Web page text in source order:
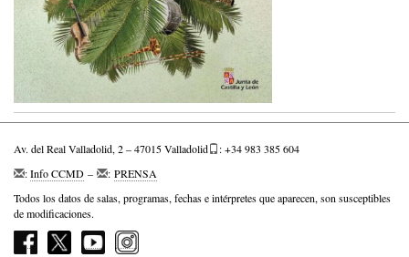
Av. del Real Valladolid, 2 – 47015 Valladolid
: +34 983 385 604
:Info CCMD – : PRENSA
Todos los datos de salas, programas, fechas e intérpretes que aparecen, son susceptibles
de modificaciones.